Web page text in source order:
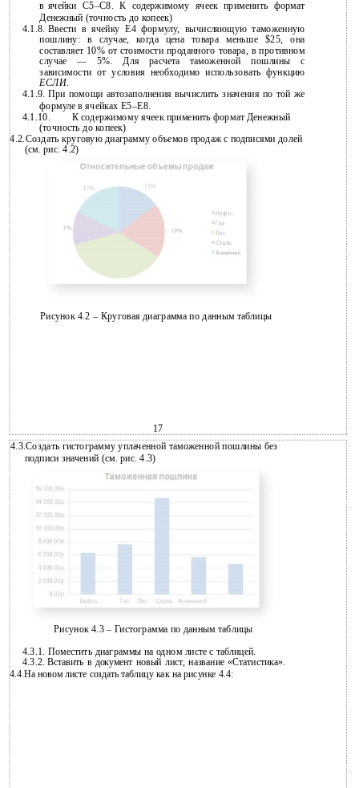
в ячейки C5–C8. К содержимому ячеек применить формат
Денежный (точность до копеек)
4.1.8. Ввести в ячейку E4 формулу, вычисляющую таможенную
пошлину: в случае, когда цена товара меньше $25, она
составляет 10% от стоимости проданного товара, в противном
случае — 5%. Для расчета таможенной пошлины с
зависимости от условия необходимо использовать функцию
ЕСЛИ.
4.1.9. При помощи автозаполнения вычислить значения по той же
формуле в ячейках E5–E8.
4.1.10.
К содержимому ячеек применить формат Денежный
(точность до копеек)
4.2.Создать круговую диаграмму объемов продаж с подписями долей
(см. рис. 4.2)
Рисунок 4.2 – Круговая диаграмма по данным таблицы
17
4.3.Создать гистограмму уплаченной таможенной пошлины без
подписи значений (см. рис. 4.3)
Рисунок 4.3 – Гистограмма по данным таблицы
4.3.1.
Поместить диаграммы на одном листе с таблицей.
4.3.2. Вставить в документ новый лист, название «Статистика».
4.4.На новом листе создать таблицу как на рисунке 4.4: